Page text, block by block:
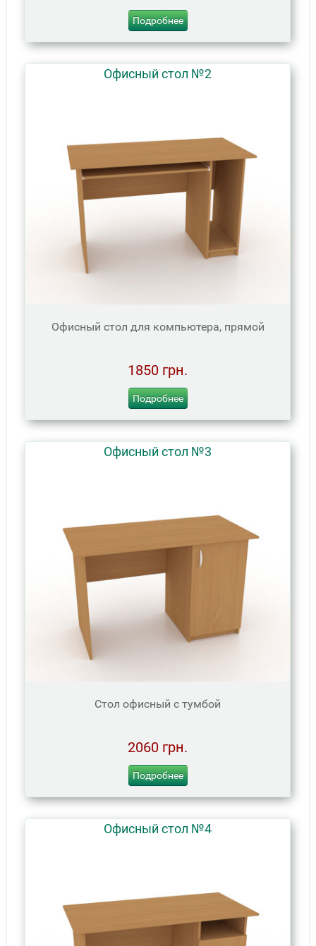
Подробнее
Офисный стол №2
Офисный стол для компьютера, прямой
1850 грн.
Подробнее
Офисный стол №3
Стол офисный с тумбой
2060 грн.
Подробнее
Офисный стол №4